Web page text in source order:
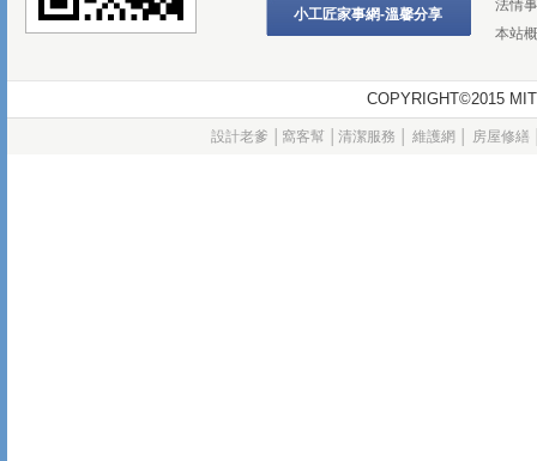
小工匠家事網-溫馨分享
法情
本站
COPYRIGHT©2015
設計老爹 窩客幫 清潔服務 維護網 房屋修繕